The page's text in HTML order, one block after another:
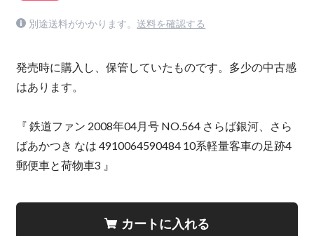
別途送料がかかります。 送料を確認する
発売時に購入し、保管していたものです。多少の中古感
はあります。
『 鉄道ファン 2008年04月号 NO.564 さらば銀河、さら
ばあかつき なは 4910064590484 10系軽量客車の足跡4
郵便車と荷物車3 』
カートに入れる